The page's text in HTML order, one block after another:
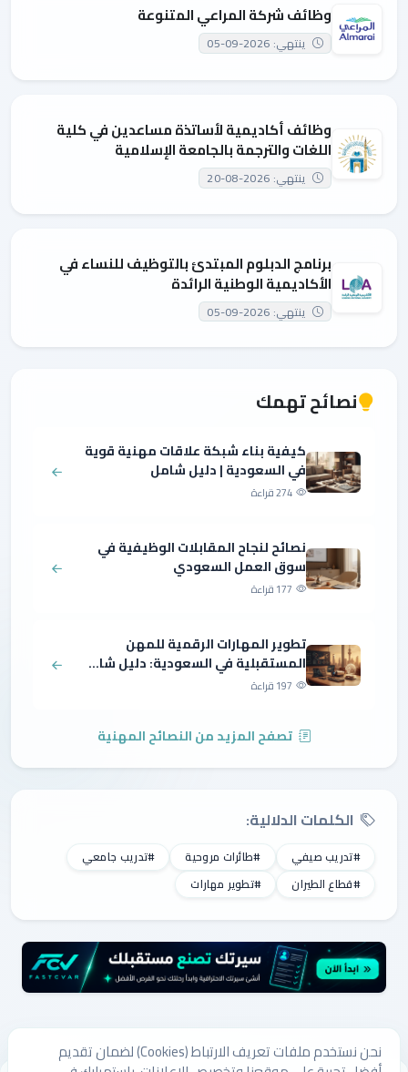
وظائف شركة المراعي المتنوعة
ينتهي: 2026-09-05
وظائف أكاديمية لأساتذة مساعدين في كلية
اللغات والترجمة بالجامعة الإسلامية
ينتهي: 2026-08-20
برنامج الدبلوم المبتدئ بالتوظيف للنساء في
الأكاديمية الوطنية الرائدة
ينتهي: 2026-09-05
نصائح تهمك
كيفية بناء شبكة علاقات مهنية قوية
في السعودية | دليل شامل
274 قراءة
نصائح لنجاح المقابلات الوظيفية في
سوق العمل السعودي
177 قراءة
تطوير المهارات الرقمية للمهن
المستقبلية في السعودية: دليل شا...
197 قراءة
تصفح المزيد من النصائح المهنية
الكلمات الدلالية:
#تدريب صيفي #طائرات مروحية
#تدريب جامعي
#قطاع الطيران
#تطوير مهارات
نحن نستخدم ملفات تعريف الارتباط (Cookies) لضمان تقديم